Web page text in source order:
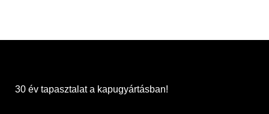
30 év tapasztalat a kapugyártásban!